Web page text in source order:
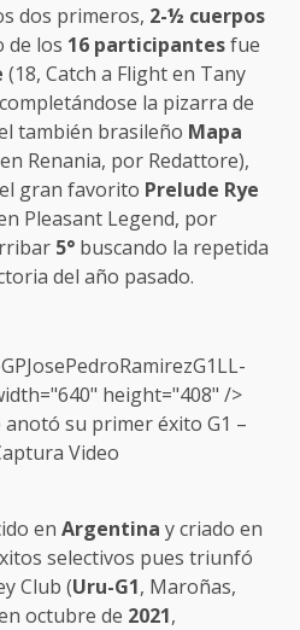
dos primeros, 2-½ cuerpos
de los 16 participantesfue
(18, Catch a Flight en Tany
la pizarra de
también brasileño Mapa
Renania, por Redattore),
gran favorito Prelude Rye
Pleasant Legend, por
5° buscando la repetida
del año pasado.
height="408" />
anotó su primer éxito G1 –
Video
en Argentina y criado en
selectivos pues triunfó
Club (Uru-G1, Maroñas,
octubre de 2021,